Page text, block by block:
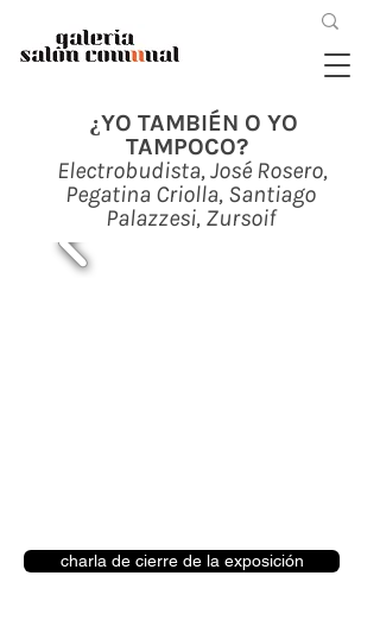
¿YO TAMBIÉN O YO
TAMPOCO?
Electrobudista, José Rosero,
Pegatina Criolla, Santiago
Palazzesi, Zursoif
charla de cierre de la exposición